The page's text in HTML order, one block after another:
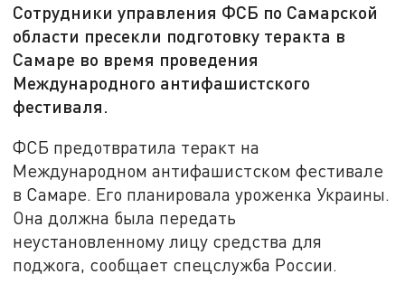
Сотрудники управления ФСБ по Самарской
области пресекли подготовку теракта в
Самаре во время проведения
Международного антифашистского
фестиваля.
ФСБ предотвратила теракт на
Международном антифашистском фестивале
в Самаре. Его планировала уроженка Украины.
Она должна была передать
неустановленному лицу средства для
поджога, сообщает спецслужба России.